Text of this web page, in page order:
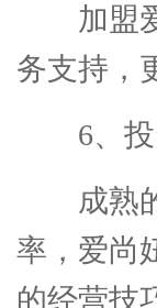
加盟
务支持，
6、
成熟
率，爱尚
的经营技